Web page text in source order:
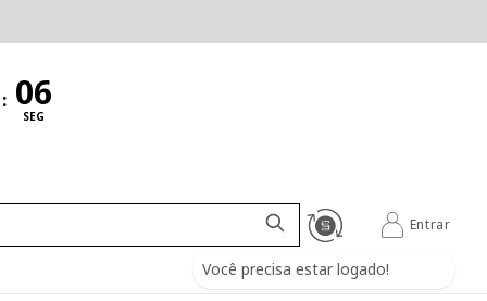
:
SEG
Você precisa estar logado!
Entrar